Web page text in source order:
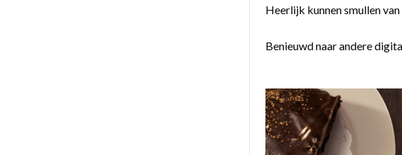
Heerlijk kunnen smullen van
Benieuwd naar andere